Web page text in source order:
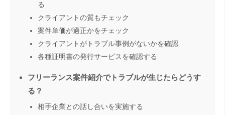
る
クライアントの質もチェック
案件単価が適正かをチェック
クライアントがトラブル事例がないかを確認
各種証明書の発行サービスを確認する
フリーランス案件紹介でトラブルが生じたらどうす
る？
相手企業との話し合いを実施する